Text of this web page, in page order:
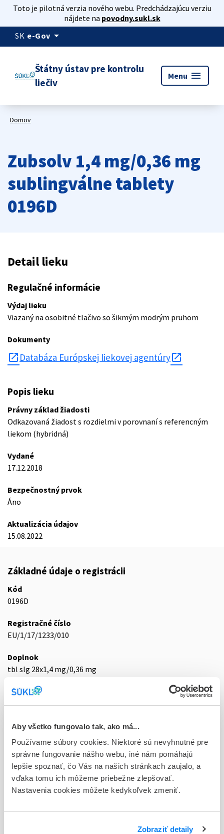
Aby všetko fungovalo tak, ako má...
Používame súbory cookies. Niektoré sú nevyhnutné pre
správne fungovanie nášho webu, iné nám pomáhajú
lepšie spoznať, čo Vás na našich stránkach zaujalo, a
vďaka tomu ich môžeme priebežne zlepšovať.
Nastavenia cookies môžete kedykoľvek zmeniť.
Zobraziť detaily
Toto je pilotná verzia nového webu. Predchádzajúcu verziu
nájdete na povodny.sukl.sk
SK e-Gov arrow_drop_down
Štátny ústav pre kontrolu
liečiv
Menu menu
Domov
Zubsolv 1,4 mg/0,36 mg
sublingválne tablety
0196D
Detail lieku
Regulačné informácie
Výdaj lieku
Viazaný na osobitné tlačivo so šikmým modrým pruhom
Dokumenty
open_in_new Databáza Európskej liekovej agentúry
Popis lieku
Právny základ žiadosti
Odkazovaná žiadost s rozdielmi v porovnaní s referencným
liekom (hybridná)
Vydané
17.12.2018
Bezpečnostný prvok
Áno
Aktualizácia údajov
15.08.2022
Základné údaje o registrácii
Kód
0196D
Registračné číslo
EU/1/17/1233/010
Doplnok
tbl slg 28x1,4 mg/0,36 mg
Stav
Typ registračnej procedúry
Európska
Držiteľ, krajina
Accord Healthcare S.L.U, Španielsko